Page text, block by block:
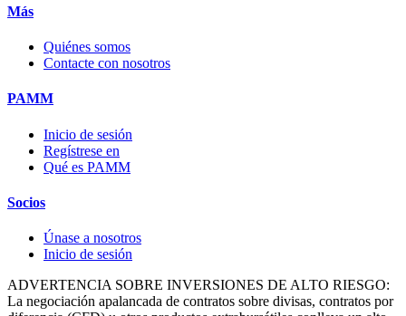
Más
Quiénes somos
Contacte con nosotros
PAMM
Inicio de sesión
Regístrese en
Qué es PAMM
Socios
Únase a nosotros
Inicio de sesión
ADVERTENCIA SOBRE INVERSIONES DE ALTO RIESGO:
La negociación apalancada de contratos sobre divisas, contratos por